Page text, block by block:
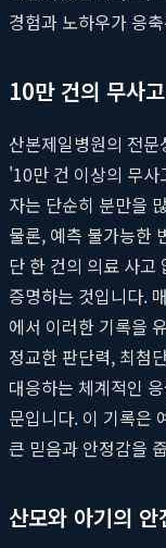
경험과 노하우가 응
10만 건의 무사
산본제일병원의 전
'10만 건 이상의 무
자는 단순히 분만을
물론, 예측 불가능한
단 한 건의 의료 사고
증명하는 것입니다.
에서 이러한 기록을
정교한 판단력, 최첨
대응하는 체계적인
문입니다. 이 기록은
큰 믿음과 안정감을
산모와 아기의